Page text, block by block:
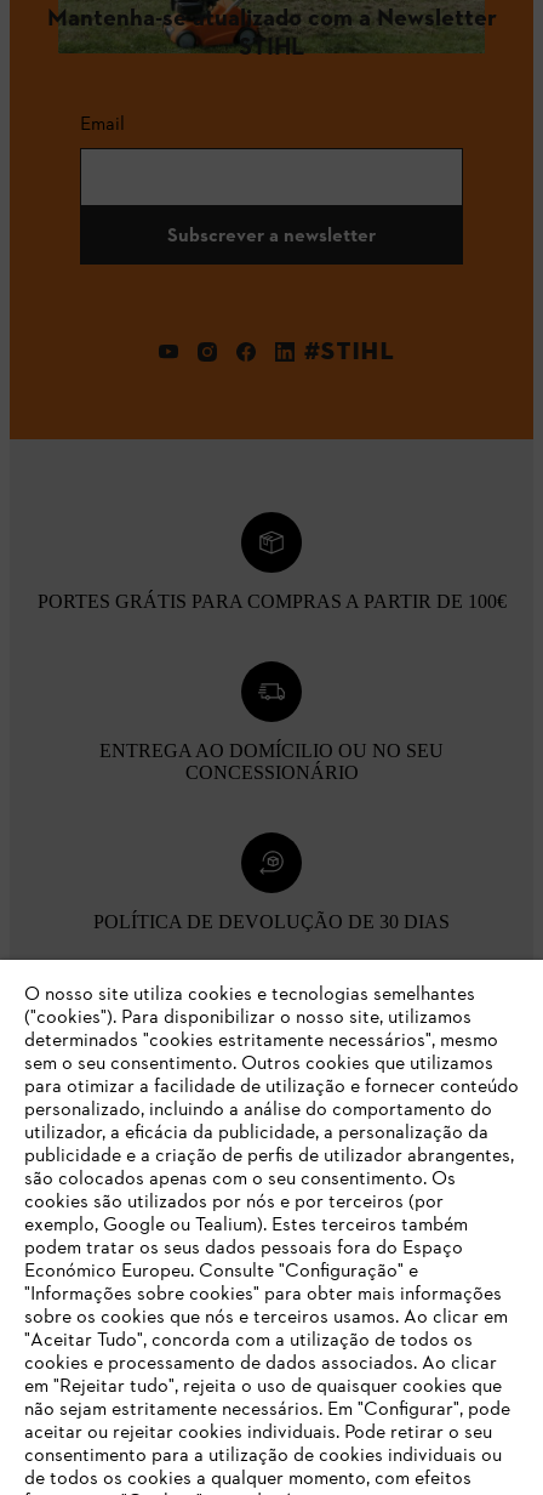
Mantenha-se atualizado com a Newsletter
STIHL
Email
Subscrever a newsletter
#STIHL
PORTES GRÁTIS PARA COMPRAS A PARTIR DE 100€
ENTREGA AO DOMÍCILIO OU NO SEU
CONCESSIONÁRIO
POLÍTICA DE DEVOLUÇÃO DE 30 DIAS
Opções de pagamento
Empresa
FAQs Loja Online
Contacto
O SEU NAVEGADOR NÃO SUPORTA
ESTE WEBSITE
Está utilizar um navegador que ainda não suportamos. Para
obter o melhor uso de nosso site, recomendamos que altere
para um dos seguintes navegadores:
O nosso site utiliza cookies e tecnologias semelhantes
("cookies"). Para disponibilizar o nosso site, utilizamos
determinados "cookies estritamente necessários", mesmo
sem o seu consentimento. Outros cookies que utilizamos
para otimizar a facilidade de utilização e fornecer conteúdo
personalizado, incluindo a análise do comportamento do
utilizador, a eficácia da publicidade, a personalização da
publicidade e a criação de perfis de utilizador abrangentes,
são colocados apenas com o seu consentimento. Os
cookies são utilizados por nós e por terceiros (por
exemplo, Google ou Tealium). Estes terceiros também
podem tratar os seus dados pessoais fora do Espaço
Económico Europeu. Consulte "Configuração" e
"Informações sobre cookies" para obter mais informações
sobre os cookies que nós e terceiros usamos. Ao clicar em
"Aceitar Tudo", concorda com a utilização de todos os
cookies e processamento de dados associados. Ao clicar
em "Rejeitar tudo", rejeita o uso de quaisquer cookies que
não sejam estritamente necessários. Em "Configurar", pode
aceitar ou rejeitar cookies individuais. Pode retirar o seu
consentimento para a utilização de cookies individuais ou
de todos os cookies a qualquer momento, com efeitos